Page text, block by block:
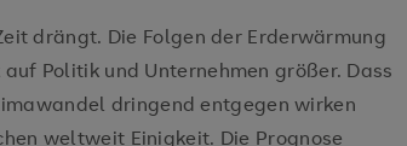
drängt. Die Folgen der Erderwärmung
Politik und Unternehmen größer. Dass
dringend entgegen wirken
weltweit Einigkeit. Die Prognose